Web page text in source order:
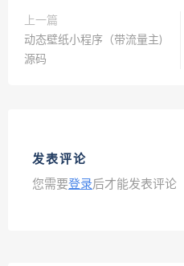
上一篇
动态壁纸小程序（带流量主)
源码
发表评论
您需要登录后才能发表评论